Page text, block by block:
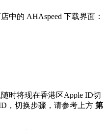
中的 AHAspeed 下载界面：
时将现在香港区Apple ID切
，切换步骤，请参考上方 第